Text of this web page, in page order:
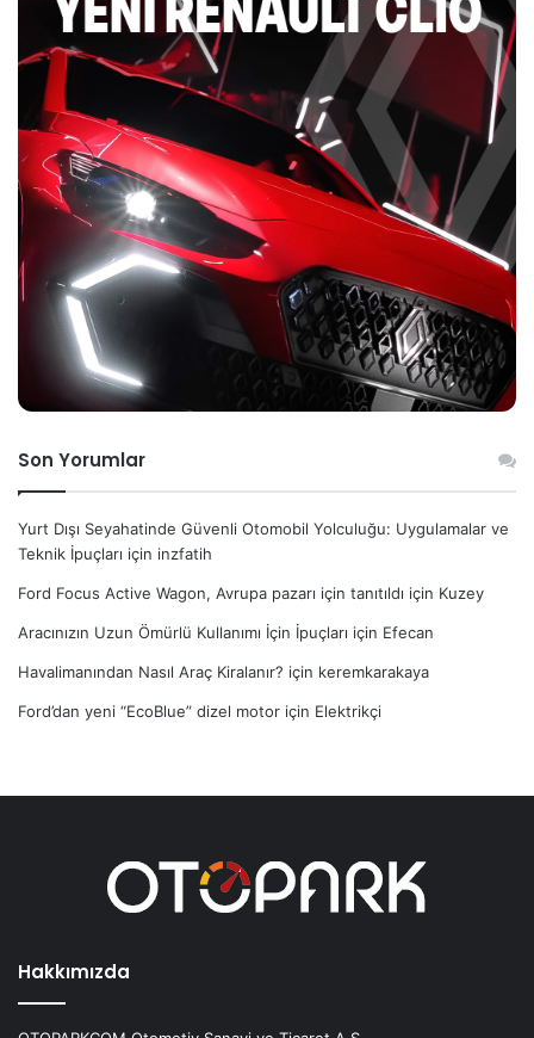
Son Yorumlar
Yurt Dışı Seyahatinde Güvenli Otomobil Yolculuğu: Uygulamalar ve
Teknik İpuçları için inzfatih
Ford Focus Active Wagon, Avrupa pazarı için tanıtıldı için Kuzey
Aracınızın Uzun Ömürlü Kullanımı İçin İpuçları için Efecan
Havalimanından Nasıl Araç Kiralanır? için keremkarakaya
Ford’dan yeni “EcoBlue” dizel motor için Elektrikçi
Hakkımızda